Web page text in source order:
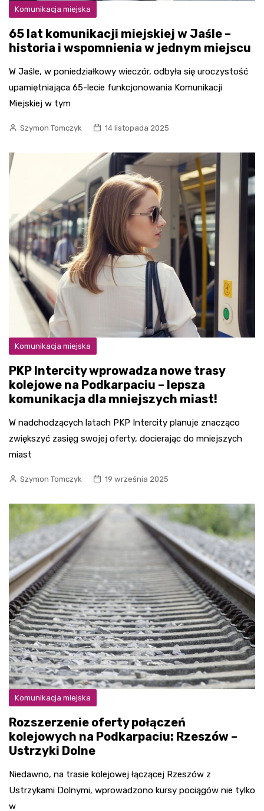
Komunikacja miejska
65 lat komunikacji miejskiej w Jaśle –
historia i wspomnienia w jednym miejscu
W Jaśle, w poniedziałkowy wieczór, odbyła się uroczystość
upamiętniająca 65-lecie funkcjonowania Komunikacji
Miejskiej w tym
Szymon Tomczyk 14 listopada 2025
Komunikacja miejska
PKP Intercity wprowadza nowe trasy
kolejowe na Podkarpaciu – lepsza
komunikacja dla mniejszych miast!
W nadchodzących latach PKP Intercity planuje znacząco
zwiększyć zasięg swojej oferty, docierając do mniejszych
miast
Szymon Tomczyk 19 września 2025
Komunikacja miejska
Rozszerzenie oferty połączeń
kolejowych na Podkarpaciu: Rzeszów –
Ustrzyki Dolne
Niedawno, na trasie kolejowej łączącej Rzeszów z
Ustrzykami Dolnymi, wprowadzono kursy pociągów nie tylko
w